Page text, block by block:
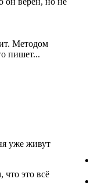
Методом
пишет...
уже живут
это всё